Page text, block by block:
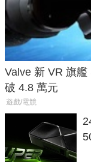
Valve 新 VR 旗
破 4.8 萬元
遊戲/電競